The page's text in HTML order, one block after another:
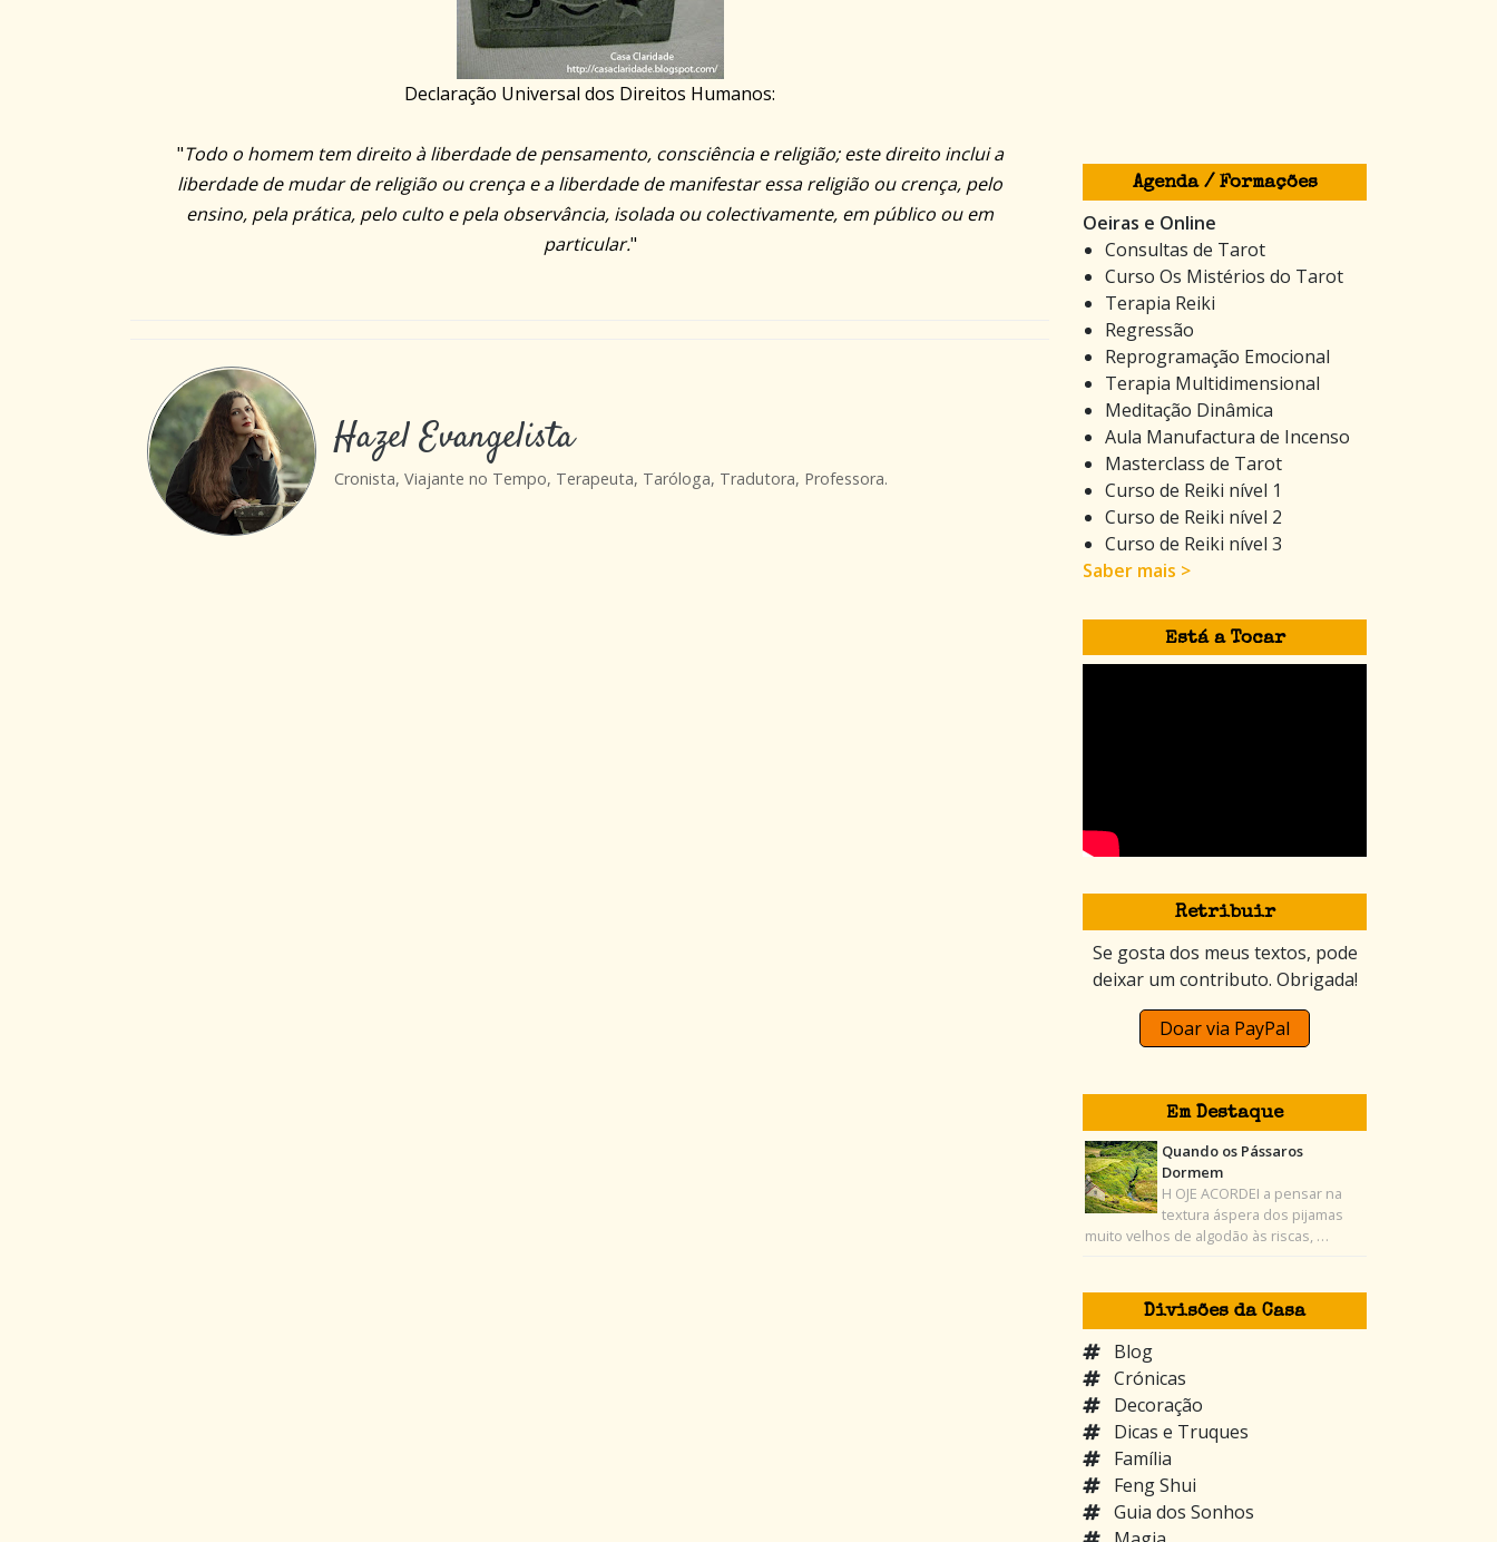
Declaração Universal dos Direitos Humanos:
"Todo o homem tem direito à liberdade de pensamento, consciência e religião; este direito inclui a
liberdade de mudar de religião ou crença e a liberdade de manifestar essa religião ou crença, pelo
ensino, pela prática, pelo culto e pela observância, isolada ou colectivamente, em público ou em
particular."
Hazel Evangelista
Cronista, Viajante no Tempo, Terapeuta, Taróloga, Tradutora, Professora.
Agenda / Formações
Oeiras e Online
Consultas de Tarot
Curso Os Mistérios do Tarot
Terapia Reiki
Regressão
Reprogramação Emocional
Terapia Multidimensional
Meditação Dinâmica
Aula Manufactura de Incenso
Masterclass de Tarot
Curso de Reiki nível 1
Curso de Reiki nível 2
Curso de Reiki nível 3
Saber mais >
Está a Tocar
Retribuir
Se gosta dos meus textos, pode
deixar um contributo. Obrigada!
Doar via PayPal
Em Destaque
Quando os Pássaros
Dormem
H OJE ACORDEI a pensar na
textura áspera dos pijamas
muito velhos de algodão às riscas, …
Divisões da Casa
Blog
Crónicas
Decoração
Dicas e Truques
Família
Feng Shui
Guia dos Sonhos